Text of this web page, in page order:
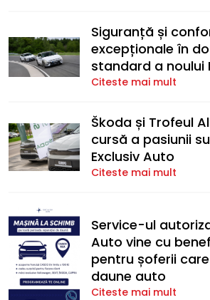
Siguranță și
excepționale în
standard a noului
Citeste mai mult
Škoda și Trofeul
cursă a pasiunii
Exclusiv Auto
Citeste mai mult
Service-ul
Auto vine cu
pentru șoferii
daune auto
Citeste mai mult